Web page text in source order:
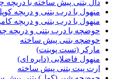
دال بتنی پیش ساخته با دریچه
منهول با درب بتنی و دریچه
منهول با درب بتنی و دریچه
حوضچه با درب بتنی و دریچه
حوضچه بتنی پیش ساخته
مارکر (تست پوینت)
منهول فاضلابی (دایره ای)
ارت پیت بتنی پیش ساخته